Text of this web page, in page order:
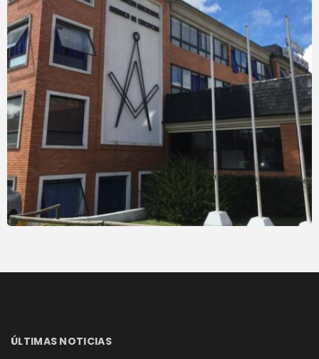
ÚLTIMAS NOTICIAS